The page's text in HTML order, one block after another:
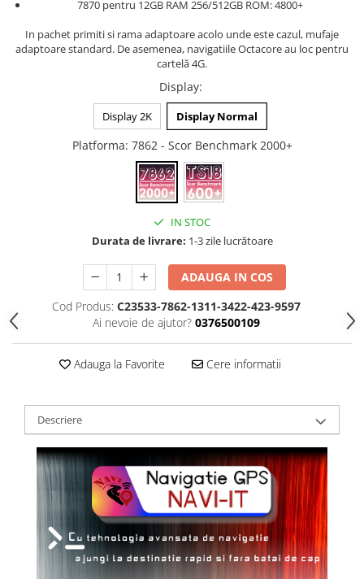
7870 pentru 12GB RAM 256/512GB ROM: 4800+
In pachet primiti si rama adaptoare acolo unde este cazul, mufaje
adaptoare standard. De asemenea, navigatiile Octacore au loc pentru
cartelă 4G.
Display:
Display 2K Display Normal
Platforma: 7862 - Scor Benchmark 2000+
IN STOC
Durata de livrare: 1-3 zile lucrătoare
ADAUGA IN COS
Cod Produs: C23533-7862-1311-3422-423-9597
Ai nevoie de ajutor? 0376500109
Adauga la Favorite Cere informatii
Descriere